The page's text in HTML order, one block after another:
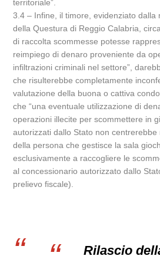
territoriale”.
3.4 – Infine, il timore, evidenziato dalla
della Questura di Reggio Calabria,
di raccolta scommesse potesse
reimpiego di denaro proveniente da
infiltrazioni criminali nel settore”,
che risulterebbe completamente
valutazione della buona o cattiva
che “una eventuale utilizzazione di
operazioni illecite per scommettere in
autorizzati dallo Stato non centrerebbe
della persona che gestisce la sala
esclusivamente a raccogliere le
al concessionario autorizzato dallo
prelievo fiscale).
Rilascio